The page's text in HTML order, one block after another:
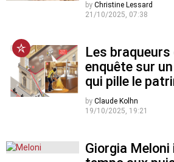
by Christine Lessard
21/10/2025, 07:38
Les braqueurs
enquête sur
qui pille le
by Claude Kolhn
19/10/2025, 19:21
Giorgia